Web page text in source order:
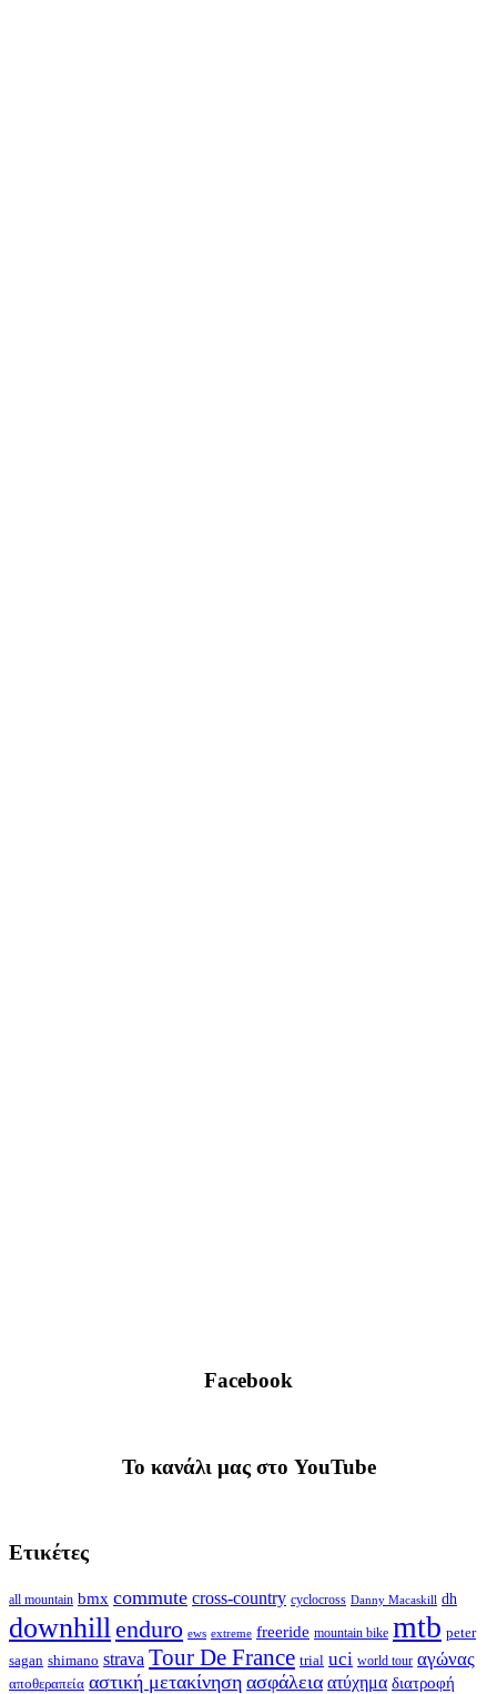
Facebook
To κανάλι μας στο YouTube
Ετικέτες
all mountain bmx commute cross-country cyclocross Danny Macaskill dh
downhillenduro ews extreme freeride mountain bike mtb peter
sagan shimano strava Tour De France trial uci world tour αγώνας
αποθεραπεία αστική μετακίνηση ασφάλεια ατύχημα διατροφή